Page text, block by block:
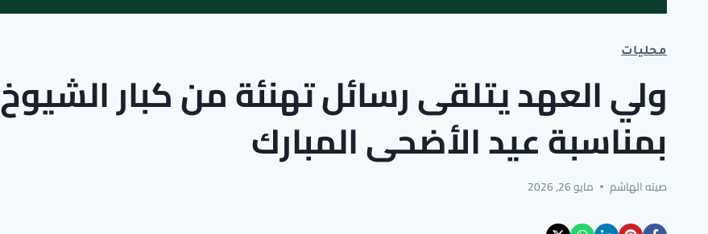
محليات
ولي العهد يتلقى رسائل تهنئة من كبار الشيوخ
بمناسبة عيد الأضحى المبارك
صيته الهاشم مايو 26, 2026